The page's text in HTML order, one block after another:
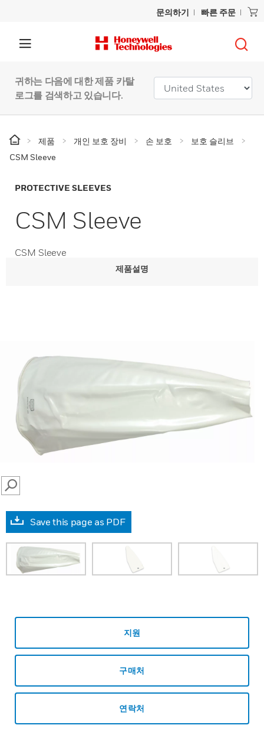
문의하기 빠른 주문
귀하는 다음에 대한 제품 카탈
로그를 검색하고 있습니다.
제품 개인 보호 장비 손 보호
보호 슬리브
CSM Sleeve
PROTECTIVE SLEEVES
CSM Sleeve
CSM Sleeve
제품설명
SEARCH
Save this page as PDF
지원
구매처
연락처